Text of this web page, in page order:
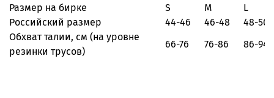
Размер на бирке
S M
L
Российский размер
44-46 46-48
48-50
Обхват талии, см (на уровне
резинки трусов)
66-76 76-86 86-94